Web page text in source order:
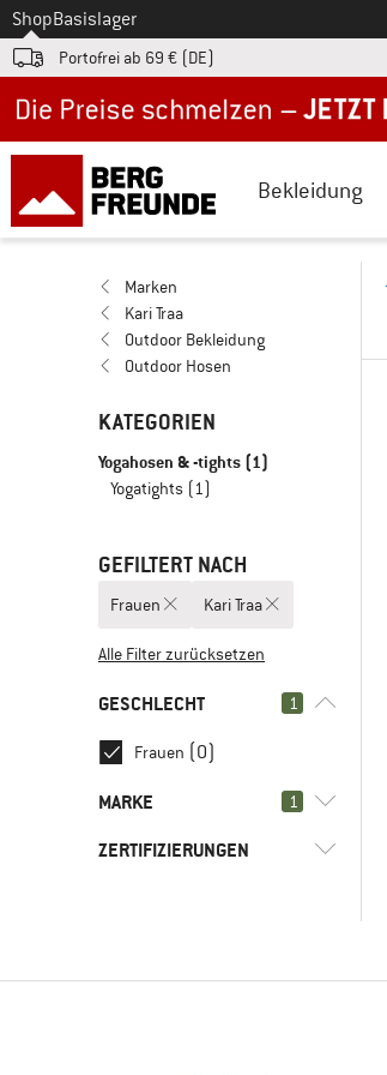
Zum
ShopBasislager
Portofrei ab 69 € (DE)
Bekleidung
Marken
Kari Traa
Outdoor Bekleidung
Outdoor Hosen
KATEGORIEN
Yogahosen & -tights (1)
Yogatights (1)
GEFILTERT NACH
Frauen Kari Traa
Alle Filter zurücksetzen
GESCHLECHT 1
Frauen (0)
MARKE 1
ARMEDANGELS(3)
ZERTIFIZIERUNGEN
OEKO-TEX STANDARD